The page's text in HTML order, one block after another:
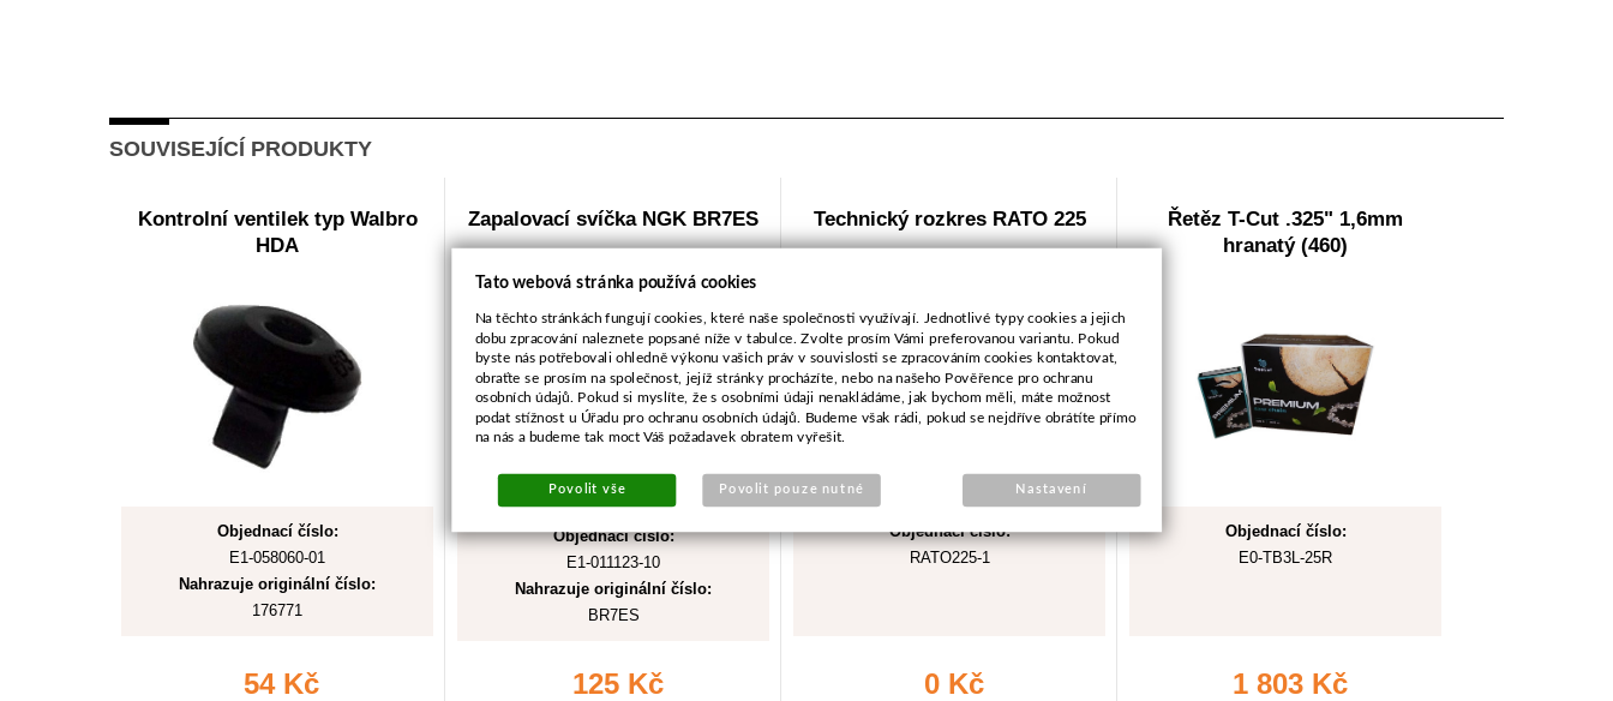
SOUVISEJÍCÍ PRODUKTY
Kontrolní ventilek typ Walbro
HDA
Objednací číslo:
E1-058060-01
Nahrazuje originální číslo:
176771
54 Kč
Zapalovací svíčka NGK BR7ES
Objednací číslo:
E1-011123-10
Nahrazuje originální číslo:
BR7ES
125 Kč
Technický rozkres RATO 225
Objednací číslo:
RATO225-1
0 Kč
Řetěz T-Cut .325" 1,6mm
hranatý (460)
Objednací číslo:
E0-TB3L-25R
1 803 Kč
Tato webová stránka používá cookies
Na těchto stránkách fungují cookies, které naše společnosti využívají. Jednotlivé typy cookies a jejich
dobu zpracování naleznete popsané níže v tabulce. Zvolte prosím Vámi preferovanou variantu. Pokud
byste nás potřebovali ohledně výkonu vašich práv v souvislosti se zpracováním cookies kontaktovat,
obraťte se prosím na společnost, jejíž stránky procházíte, nebo na našeho Pověřence pro ochranu
osobních údajů. Pokud si myslíte, že s osobními údaji nenakládáme, jak bychom měli, máte možnost
podat stížnost u Úřadu pro ochranu osobních údajů. Budeme však rádi, pokud se nejdříve obrátíte přímo
na nás a budeme tak moct Váš požadavek obratem vyřešit.
Povolit vše Povolit pouze nutné Nastavení